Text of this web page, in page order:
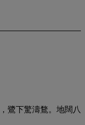
鷺下驚濤鶩。地闊八